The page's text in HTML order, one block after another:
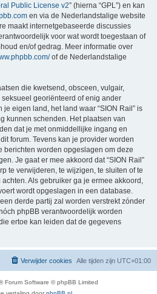
Public License v2” (hierna “GPL”) en kan
en via de Nederlandstalige website
maakt internetgebaseerde discussies
voor wat wordt toegestaan of
en/of gedrag. Meer informatie over
of de Nederlandstalige
die kwetsend, obsceen, vulgair,
georiënteerd of enig ander
eigen land, het land waar “SION Rail” is
kunnen schenden. Het plaatsen van
dat je met onmiddellijke ingang en
forum. Tevens kan je provider worden
berichten worden opgeslagen om deze
Je gaat er mee akkoord dat “SION Rail”
te verwijderen, te wijzigen, te sluiten of te
Als gebruiker ga je ermee akkoord,
wordt opgeslagen in een database.
derde partij zal worden verstrekt zónder
phpBB verantwoordelijk worden
ertoe kan leiden dat de gegevens
Alle tijden zijn UTC+01:00
Verwijder cookies
Forum Software © phpBB Limited